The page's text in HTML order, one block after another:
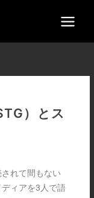
）とス
れて間もない
ィアを3人で語